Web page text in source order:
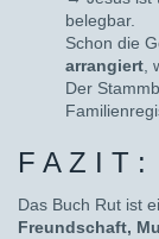
belegbar.
Schon die
arrangiert,
Der
F A Z I T :
Das Buch Rut ist
Freundschaft,